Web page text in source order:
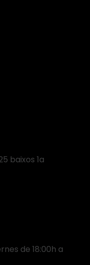
baixos 1a
de 18:00h a